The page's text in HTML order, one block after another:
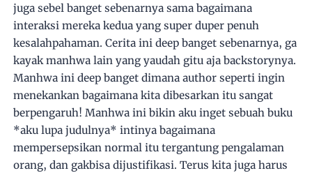
juga sebel banget sebenarnya sama bagaimana
interaksi mereka kedua yang super duper penuh
kesalahpahaman. Cerita ini deep banget sebenarnya, ga
kayak manhwa lain yang yaudah gitu aja backstorynya.
Manhwa ini deep banget dimana author seperti ingin
menekankan bagaimana kita dibesarkan itu sangat
berpengaruh! Manhwa ini bikin aku inget sebuah buku
*aku lupa judulnya* intinya bagaimana
mempersepsikan normal itu tergantung pengalaman
orang, dan gakbisa dijustifikasi. Terus kita juga harus